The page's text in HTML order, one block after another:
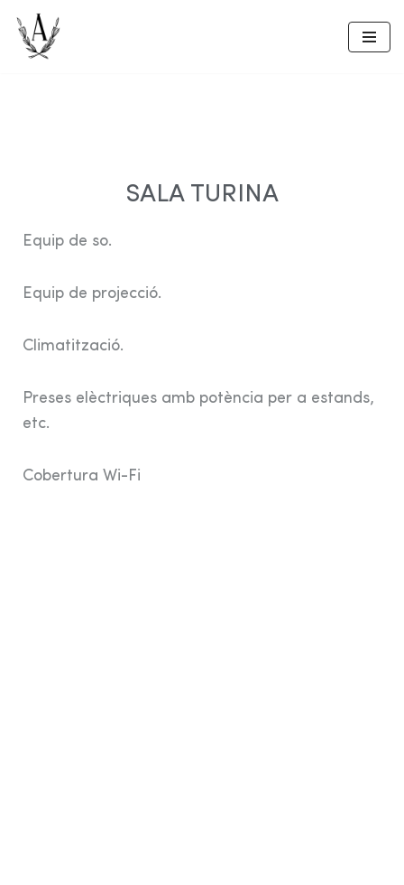
Skip
SALA TURINA
Equip de so.
Equip de projecció.
Climatització.
Preses elèctriques amb potència per a estands,
etc.
Cobertura Wi-Fi